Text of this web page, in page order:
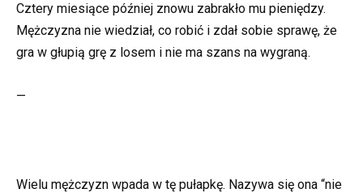
Cztery miesiące później znowu zabrakło mu pieniędzy.
Mężczyzna nie wiedział, co robić i zdał sobie sprawę, że
gra w głupią grę z losem i nie ma szans na wygraną.
—
Wielu mężczyzn wpada w tę pułapkę. Nazywa się ona “nie